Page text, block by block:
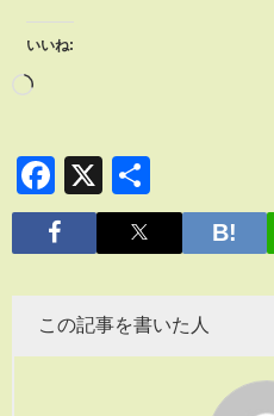
いいね:
Facebook
X
有
この記事を書いた人